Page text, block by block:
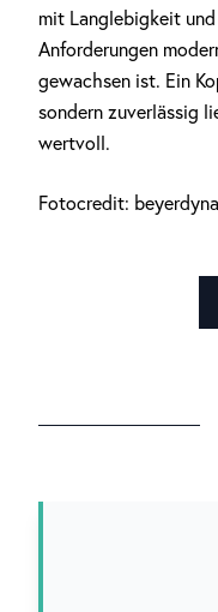
mit Langlebigkeit
Anforderungen
gewachsen ist. Ein
sondern zuverlässig
wertvoll.
Fotocredit: